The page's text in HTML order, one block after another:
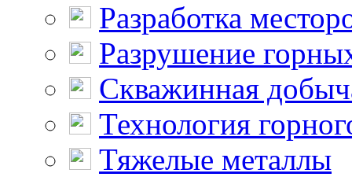
Разработка
Разрушение
Скважинная
Технология
Тяжелые металлы